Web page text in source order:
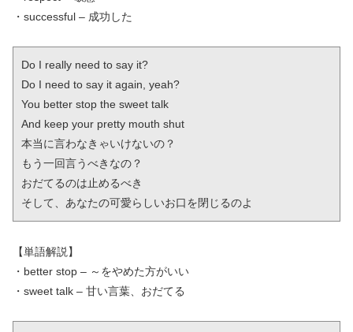
・successful – 成功した
Do I really need to say it?
Do I need to say it again, yeah?
You better stop the sweet talk
And keep your pretty mouth shut
本当に言わなきゃいけないの？
もう一回言うべきなの？
おだてるのは止めるべき
そして、あなたの可愛らしいお口を閉じるのよ
【単語解説】
・better stop – ～をやめた方がいい
・sweet talk – 甘い言葉、おだてる